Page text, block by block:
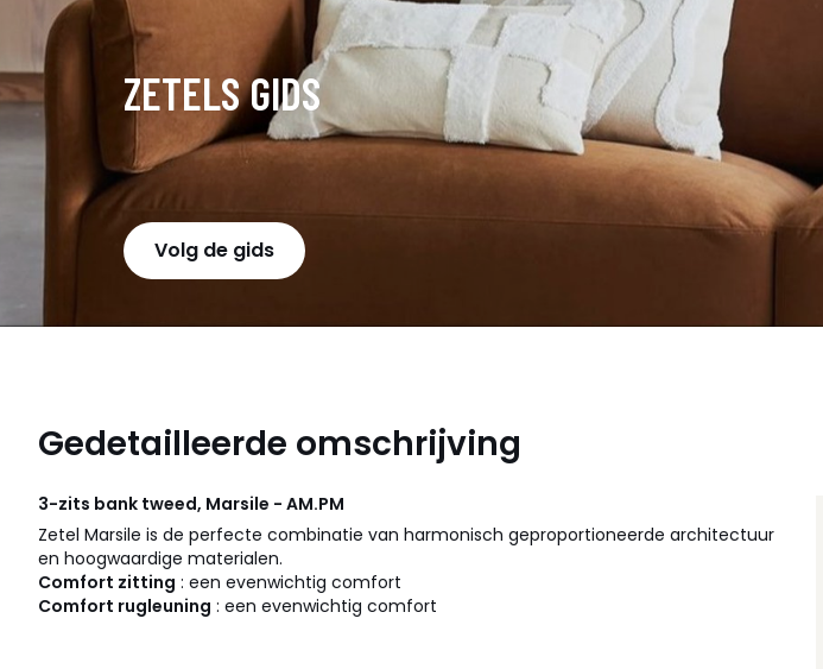
ZETELS GIDS
Volg de gids
Gedetailleerde omschrijving
3-zits bank tweed, Marsile - AM.PM
Zetel Marsile is de perfecte combinatie van harmonisch geproportioneerde architectuur
en hoogwaardige materialen.
Comfort zitting : een evenwichtig comfort
Comfort rugleuning : een evenwichtig comfort